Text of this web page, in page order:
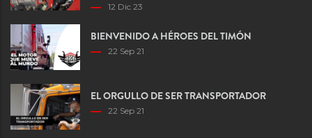
12 Dic 23
BIENVENIDO A HÉROES DEL TIMÓN
22 Sep 21
EL ORGULLO DE SER TRANSPORTADOR
22 Sep 21